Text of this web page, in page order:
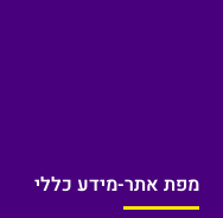
מפת אתר-מידע כללי